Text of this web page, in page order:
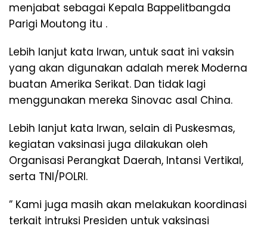
menjabat sebagai Kepala Bappelitbangda
Parigi Moutong itu .
Lebih lanjut kata Irwan, untuk saat ini vaksin
yang akan digunakan adalah merek Moderna
buatan Amerika Serikat. Dan tidak lagi
menggunakan mereka Sinovac asal China.
Lebih lanjut kata Irwan, selain di Puskesmas,
kegiatan vaksinasi juga dilakukan oleh
Organisasi Perangkat Daerah, Intansi Vertikal,
serta TNI/POLRI.
” Kami juga masih akan melakukan koordinasi
terkait intruksi Presiden untuk vaksinasi